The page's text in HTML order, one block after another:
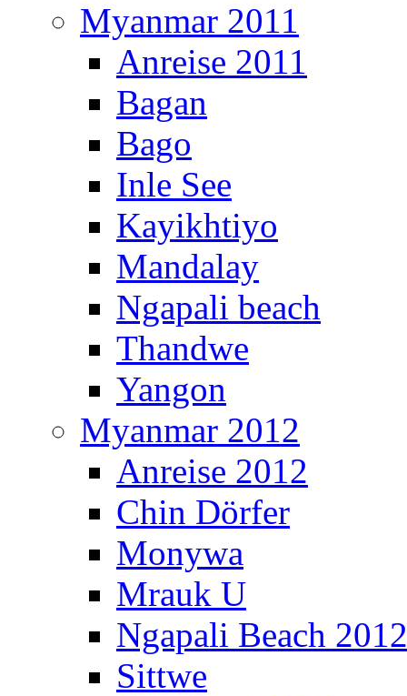
Myanmar 2011
Anreise 2011
Bagan
Bago
Inle See
Kayikhtiyo
Mandalay
Ngapali beach
Thandwe
Yangon
Myanmar 2012
Anreise 2012
Chin Dörfer
Monywa
Mrauk U
Ngapali Beach 2012
Sittwe